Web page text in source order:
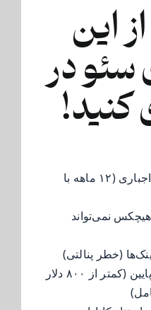
این
سئو در
کنید!
قراردادهای بلندمدت اجباری (۱۲ ماهه با
نمی‌تواند
(خطر پنالتی)
قیمت‌های غیرواقعی پایین (کمتر از ۸۰۰ دلار